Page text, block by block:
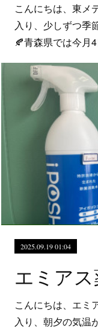
こんにちは、東メ
入り、少しずつ季
🍂青森県では今月
2025.09.19 01:04
こんにちは、エミ
入り、朝夕の気温